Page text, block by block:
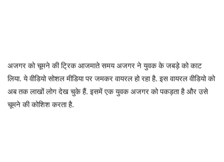
अजगर को चूमने की ट्रिक आजमाते समय अजगर ने युवक के जबड़े को काट
लिया. ये वीडियो सोशल मीडिया पर जमकर वायरल हो रहा है. इस वायरल वीडियो को
अब तक लाखों लोग देख चुके हैं. इसमें एक युवक अजगर को पकड़ता है और उसे
चूमने की कोशिश करता है.